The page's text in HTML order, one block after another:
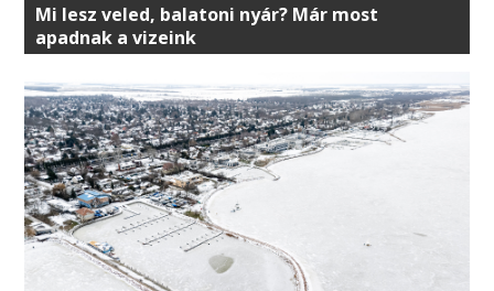
Mi lesz veled, balatoni nyár? Már most
apadnak a vizeink